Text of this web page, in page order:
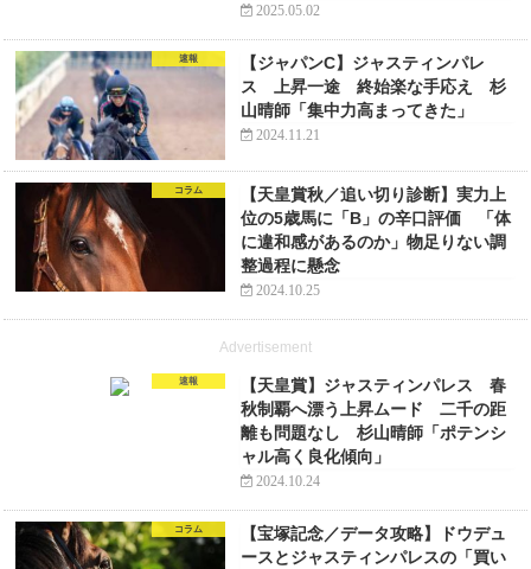
2025.05.02
速報
【ジャパンC】ジャスティンパレ
ス 上昇一途 終始楽な手応え 杉
山晴師「集中力高まってきた」
2024.11.21
コラム
【天皇賞秋／追い切り診断】実力上
位の5歳馬に「B」の辛口評価 「体
に違和感があるのか」物足りない調
整過程に懸念
2024.10.25
Advertisement
速報
【天皇賞】ジャスティンパレス 春
秋制覇へ漂う上昇ムード 二千の距
離も問題なし 杉山晴師「ポテンシ
ャル高く良化傾向」
2024.10.24
コラム
【宝塚記念／データ攻略】ドウデュ
ースとジャスティンパレスの「買い